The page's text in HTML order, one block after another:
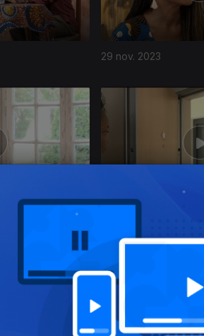
29 nov. 2023